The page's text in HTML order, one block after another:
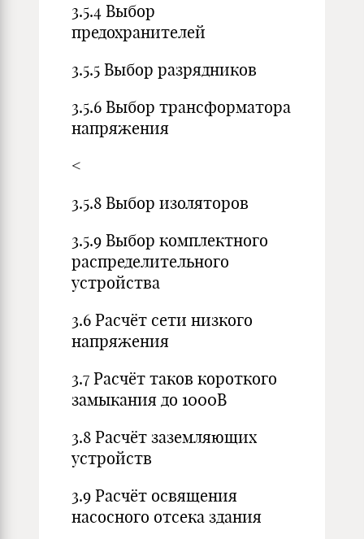
3.5.4 Выбор
предохранителей
3.5.5 Выбор разрядников
3.5.6 Выбор трансформатора
напряжения
<
3.5.8 Выбор изоляторов
3.5.9 Выбор комплектного
распределительного
устройства
3.6 Расчёт сети низкого
напряжения
3.7 Расчёт таков короткого
замыкания до 1000В
3.8 Расчёт заземляющих
устройств
3.9 Расчёт освящения
насосного отсека здания